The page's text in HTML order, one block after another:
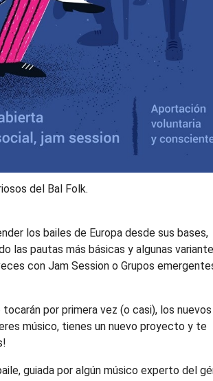
del Bal Folk.
los bailes de Europa desde sus bases,
las pautas más básicas y algunas
con Jam Session o Grupos
tocarán por primera vez (o casi), los nuevos
músico, tienes un nuevo proyecto y te
guiada por algún músico experto del